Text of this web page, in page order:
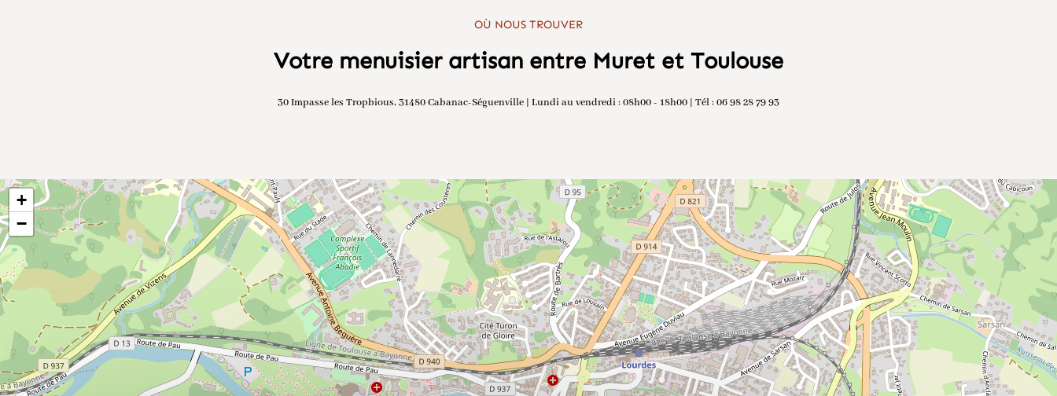
OÙ NOUS TROUVER
Votre menuisier artisan entre Muret et Toulouse
30 Impasse les Tropbious, 31480 Cabanac-Séguenville | Lundi au vendredi : 08h00 - 18h00 | Tél : 06 98 28 79 93
+
−